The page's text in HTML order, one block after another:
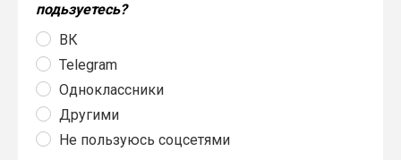
подьзуетесь?
ВК
Telegram
Одноклассники
Другими
Не пользуюсь соцсетями